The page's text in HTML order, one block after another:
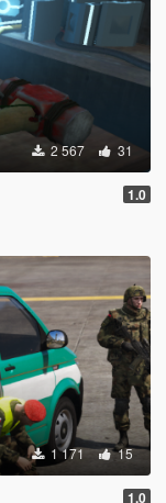
2 567 31
1.0
1 171 15
1.0